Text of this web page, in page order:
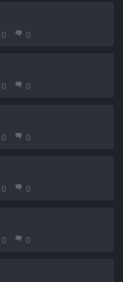
0 0
0 0
0 0
0 0
0 0